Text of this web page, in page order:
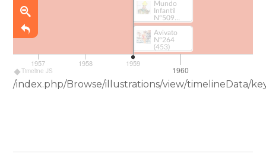
AhiRa
Timeline JS
Mundo
Infantil
Nº509
(412-1)
Avivato
Nº264
(453)
1960
1957 1958 1959
/index.php/Browse/illustrations/view/timelineData/